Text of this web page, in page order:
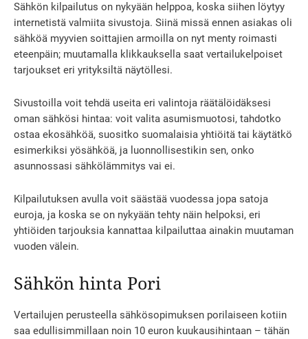
Sähkön kilpailutus on nykyään helppoa, koska siihen löytyy
internetistä valmiita sivustoja. Siinä missä ennen asiakas oli
sähköä myyvien soittajien armoilla on nyt menty roimasti
eteenpäin; muutamalla klikkauksella saat vertailukelpoiset
tarjoukset eri yrityksiltä näytöllesi.
Sivustoilla voit tehdä useita eri valintoja räätälöidäksesi
oman sähkösi hintaa: voit valita asumismuotosi, tahdotko
ostaa ekosähköä, suositko suomalaisia yhtiöitä tai käytätkö
esimerkiksi yösähköä, ja luonnollisestikin sen, onko
asunnossasi sähkölämmitys vai ei.
Kilpailutuksen avulla voit säästää vuodessa jopa satoja
euroja, ja koska se on nykyään tehty näin helpoksi, eri
yhtiöiden tarjouksia kannattaa kilpailuttaa ainakin muutaman
vuoden välein.
Sähkön hinta Pori
Vertailujen perusteella sähkösopimuksen porilaiseen kotiin
saa edullisimmillaan noin 10 euron kuukausihintaan – tähän